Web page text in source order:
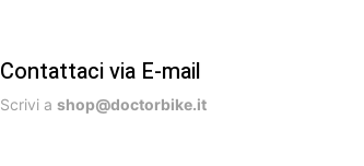
Contattaci via E-mail
Scrivi ashop@doctorbike.it